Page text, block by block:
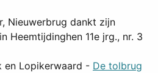
Nieuwerbrug dankt zijn
Heemtijdinghen 11e jrg., nr. 3
en Lopikerwaard - De tolbrug